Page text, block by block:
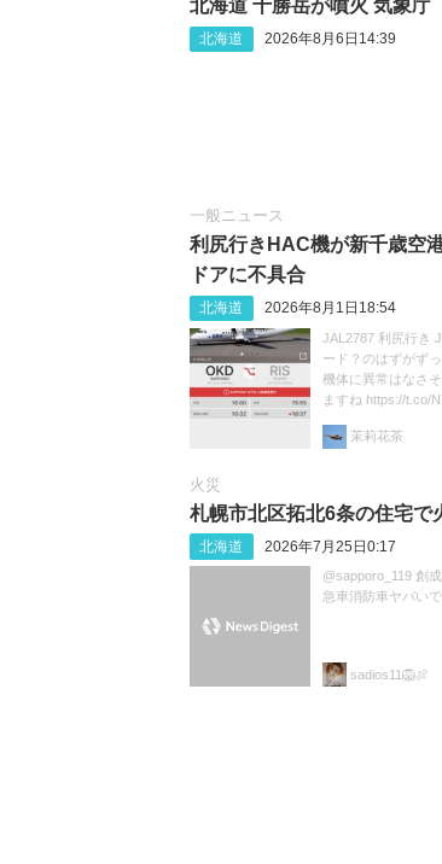
北海道 十勝岳が噴火 気象庁
北海道 2026年8月6日14:39
一般ニュース
利尻行きHAC機が新千歳空
ドアに不具合
北海道 2026年8月1日18:54
JAL2787 利尻行き
ード？のはずがず
機体に異常はなさ
ますね https://t.co/
茉莉花茶
火災
札幌市北区拓北6条の住宅で
北海道 2026年7月25日0:17
@sapporo_119 創
急車消防車ヤバいで
sadios11🦁🍖